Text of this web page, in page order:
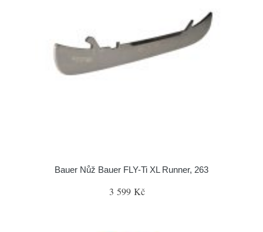
Bauer Nůž Bauer FLY-Ti XL Runner, 263
3 599 Kč